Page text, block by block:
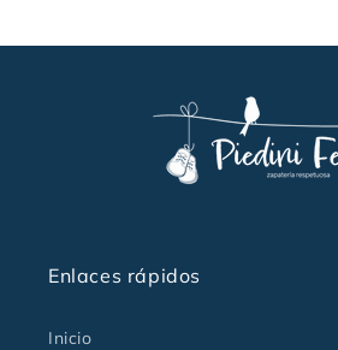
Enlaces rápidos
Inicio